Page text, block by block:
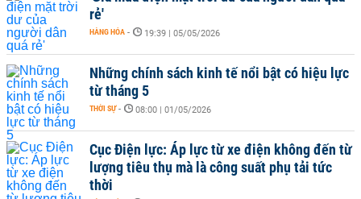
rẻ'
HÀNG HÓA - 19:39 | 05/05/2026
Những chính sách kinh tế nổi bật có hiệu lực
từ tháng 5
THỜI SỰ - 08:00 | 01/05/2026
Cục Điện lực: Áp lực từ xe điện không đến từ
lượng tiêu thụ mà là công suất phụ tải tức
thời